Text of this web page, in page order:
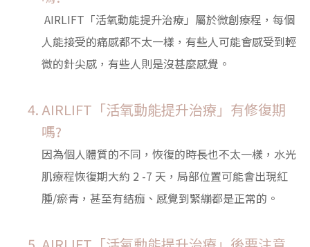
AIRLIFT「活氧動能提升治療」屬於微創療程，每個
人能接受的痛感都不太一樣，有些人可能會感受到輕
微的針尖感，有些人則是沒甚麼感覺。
AIRLIFT「活氧動能提升治療」有修復期
嗎?
因為個人體質的不同，恢復的時長也不太一樣，水光
肌療程恢復期大約 2 -7 天，局部位置可能會出現紅
腫/瘀青，甚至有結痂、感覺到緊繃都是正常的。